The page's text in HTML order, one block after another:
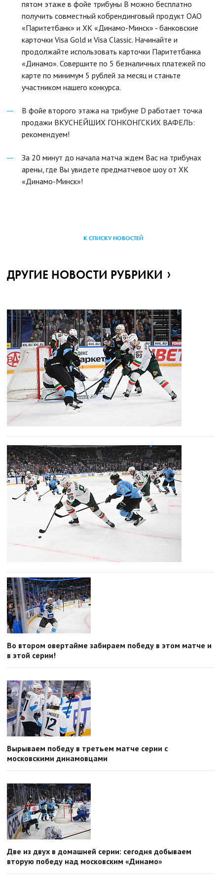
пятом этаже в фойе трибуны В можно бесплатно
получить совместный кобрендинговый продукт ОАО
«Паритетбанк» и ХК «Динамо-Минск» - банковские
карточки Visa Gold и Visa Classic. Начинайте и
продолжайте использовать карточки Паритетбанка
«Динамо». Совершите по 5 безналичных платежей по
карте по минимум 5 рублей за месяц и станьте
участником нашего конкурса.
В фойе второго этажа на трибуне D работает точка
продажи ВКУСНЕЙШИХ ГОНКОНГСКИХ ВАФЕЛЬ:
рекомендуем!
За 20 минут до начала матча ждем Вас на трибунах
арены, где Вы увидете предматчевое шоу от ХК
«Динамо-Минск»!
К СПИСКУ НОВОСТЕЙ
ДРУГИЕ НОВОСТИ РУБРИКИ
Во втором овертайме забираем победу в этом матче и
в этой серии!
Вырываем победу в третьем матче серии с
московскими динамовцами
Две из двух в домашней серии: сегодня добываем
вторую победу над московским «Динамо»